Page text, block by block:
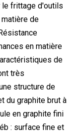
le frittage d'outils
de
en matière
de
très
structure de
du graphite brut à
en graphite fini
: surface fine et